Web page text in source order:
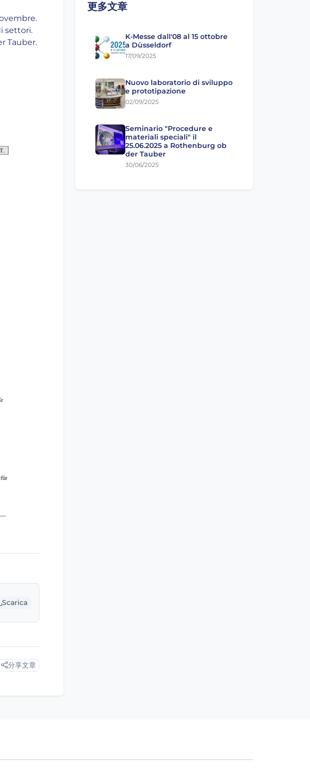
settori.
Tauber.
Scarica
分享文章
更多文章
K-Messe dall'08 al 15 ottobre
a Düsseldorf
17/09/2025
Nuovo laboratorio di sviluppo
e prototipazione
02/09/2025
Seminario "Procedure e
materiali speciali" il
25.06.2025 a Rothenburg ob
der Tauber
30/06/2025